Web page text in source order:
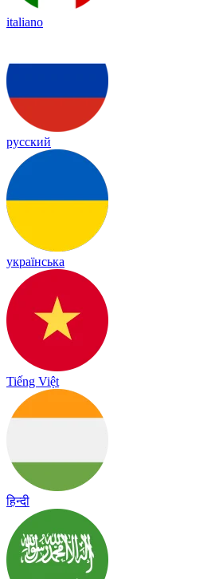
italiano
русский
українська
Tiếng Việt
हिन्दी